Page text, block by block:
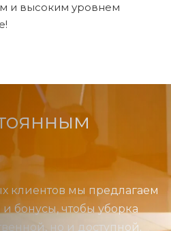
и высоким уровнем
клиентов мы предлагаем
бонусы, чтобы уборка
но и доступной.